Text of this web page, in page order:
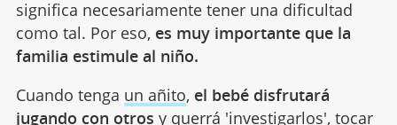
significa necesariamente tener una dificultad
como tal. Por eso, es muy importante que la
familia estimule al niño.
Cuando tenga un añito, el bebé disfrutará
jugando con otros y querrá 'investigarlos', tocar